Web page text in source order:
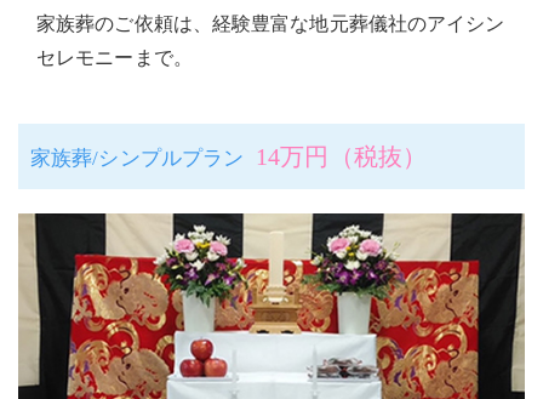
家族葬のご依頼は、経験豊富な地元葬儀社のアイシン
セレモニーまで。
家族葬/シンプルプラン 14万円（税抜）